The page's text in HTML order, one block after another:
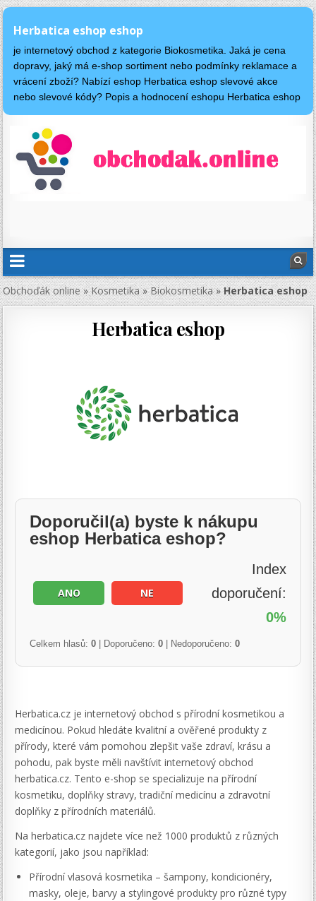
Herbatica eshop eshop
je internetový obchod z kategorie Biokosmetika. Jaká je cena
dopravy, jaký má e-shop sortiment nebo podmínky reklamace a
vrácení zboží? Nabízí eshop Herbatica eshop slevové akce
nebo slevové kódy? Popis a hodnocení eshopu Herbatica eshop
Obchoďák online»Kosmetika»Biokosmetika»Herbatica eshop
Herbatica eshop
Doporučil(a) byste k nákupu
eshop Herbatica eshop?
ANO NE
Index
doporučení:
0%
Celkem hlasů:0 | Doporučeno:0 | Nedoporučeno:0
Herbatica.cz je internetový obchod s přírodní kosmetikou a
medicínou. Pokud hledáte kvalitní a ověřené produkty z
přírody, které vám pomohou zlepšit vaše zdraví, krásu a
pohodu, pak byste měli navštívit internetový obchod
herbatica.cz. Tento e-shop se specializuje na přírodní
kosmetiku, doplňky stravy, tradiční medicínu a zdravotní
doplňky z přírodních materiálů.
Na herbatica.cz najdete více než 1000 produktů z různých
kategorií, jako jsou například:
Přírodní vlasová kosmetika – šampony, kondicionéry,
masky, oleje, barvy a stylingové produkty pro různé typy